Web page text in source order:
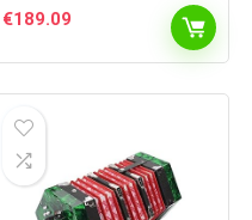
€189.09